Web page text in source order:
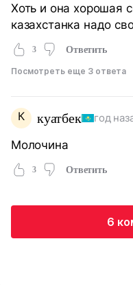
Хоть и она хорошая
казахстанка надо
3 Ответить
Посмотреть еще 3 ответа
К куатбек год
Молочина
3 Ответить
6